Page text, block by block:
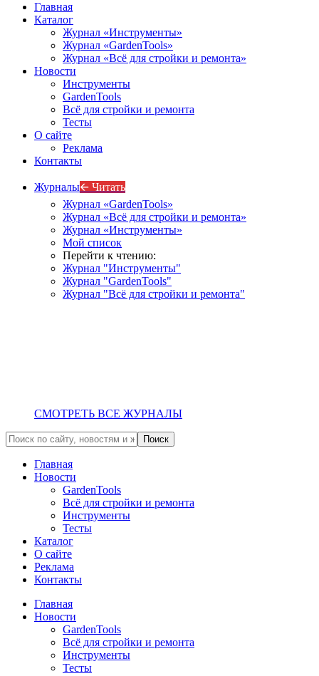
Главная
Каталог
Журнал «Инструменты»
Журнал «GardenTools»
Журнал «Всё для стройки и ремонта»
Новости
Инструменты
GardenTools
Всё для стройки и ремонта
Тесты
О сайте
Реклама
Контакты
Журналы🡨 Читать
Журнал «GardenTools»
Журнал «Всё для стройки и ремонта»
Журнал «Инструменты»
Мой список
Перейти к чтению:
Журнал "Инструменты"
Журнал "GardenTools"
Журнал "Всё для стройки и ремонта"
СМОТРЕТЬ ВСЕ ЖУРНАЛЫ
Главная
Новости
GardenTools
Всё для стройки и ремонта
Инструменты
Тесты
Каталог
О сайте
Реклама
Контакты
Главная
Новости
GardenTools
Всё для стройки и ремонта
Инструменты
Тесты